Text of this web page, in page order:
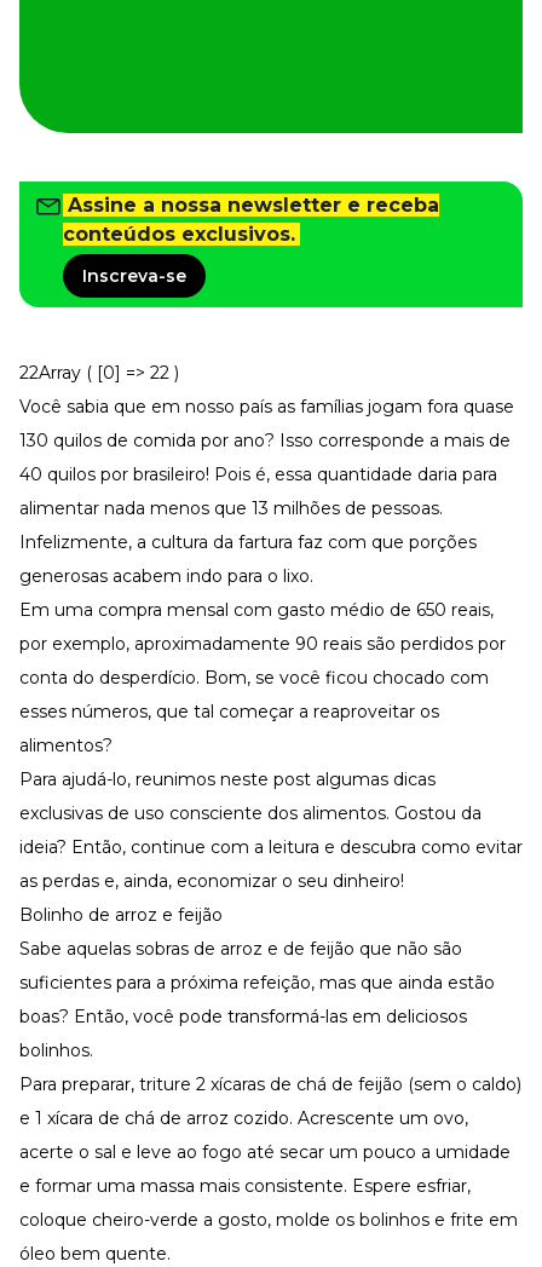
Todos os Cursos
Explore o nosso acervo
Departamento Pessoal
Eleve os resultados da organização
Gestão de Pessoas e Liderança
Capacitação com especialistas
Recursos Humanos
Fortaleça a cultura organizacional
Treinamento de Produto
Desenvolva a sua equipe
Materiais Gratuitos
Materiais Gratuitos
Todos os Materiais Gratuitos
Confira nossos materiais
E-book
Ferramentas e Templates
Para agilizar o seu trabalho
Conteúdo prático e rápido
Kits
Materiais centralizados
Lives
Newsletters
Assine a nossa newsletter e receba
conteúdos exclusivos.
Inscreva-se
22Array ( [0] => 22 )
Você sabia que em nosso país as famílias jogam fora quase
130 quilos de comida por ano? Isso corresponde a mais de
40 quilos por brasileiro! Pois é, essa quantidade daria para
alimentar nada menos que 13 milhões de pessoas.
Infelizmente, a cultura da fartura faz com que porções
generosas acabem indo para o lixo.
Em uma compra mensal com gasto médio de 650 reais,
por exemplo, aproximadamente 90 reais são perdidos por
conta do desperdício. Bom, se você ficou chocado com
esses números, que tal começar a reaproveitar os
alimentos?
Para ajudá-lo, reunimos neste post algumas dicas
exclusivas de uso consciente dos alimentos. Gostou da
ideia? Então, continue com a leitura e descubra como evitar
as perdas e, ainda, economizar o seu dinheiro!
Bolinho de arroz e feijão
Sabe aquelas sobras de arroz e de feijão que não são
suficientes para a próxima refeição, mas que ainda estão
boas? Então, você pode transformá-las em deliciosos
bolinhos.
Para preparar, triture 2 xícaras de chá de feijão (sem o caldo)
e 1 xícara de chá de arroz cozido. Acrescente um ovo,
acerte o sal e leve ao fogo até secar um pouco a umidade
e formar uma massa mais consistente. Espere esfriar,
coloque cheiro-verde a gosto, molde os bolinhos e frite em
óleo bem quente.